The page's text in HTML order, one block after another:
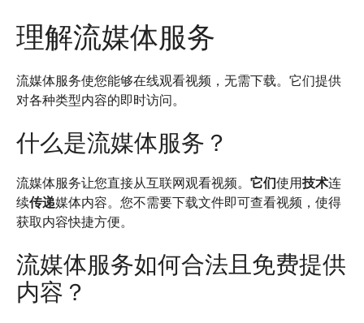
理解流媒体服务
流媒体服务使您能够在线观看视频，无需下载。它们提供
对各种类型内容的即时访问。
什么是流媒体服务？
流媒体服务让您直接从互联网观看视频。 它们使用技术连
续传递媒体内容。您不需要下载文件即可查看视频，使得
获取内容快捷方便。
流媒体服务如何合法且免费提供
内容？